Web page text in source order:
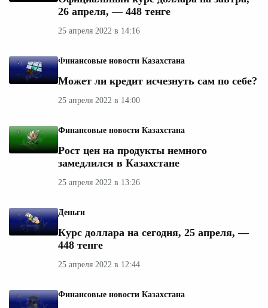
26 апреля, — 448 тенге
25 апреля 2022 в 14:16
Финансовые новости Казахстана
Может ли кредит исчезнуть сам по себе?
25 апреля 2022 в 14:00
Финансовые новости Казахстана
Рост цен на продукты немного
замедлился в Казахстане
25 апреля 2022 в 13:26
Деньги
Курс доллара на сегодня, 25 апреля, —
448 тенге
25 апреля 2022 в 12:44
Финансовые новости Казахстана